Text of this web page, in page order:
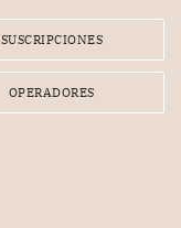
SUSCRIPCIONES
OPERADORES